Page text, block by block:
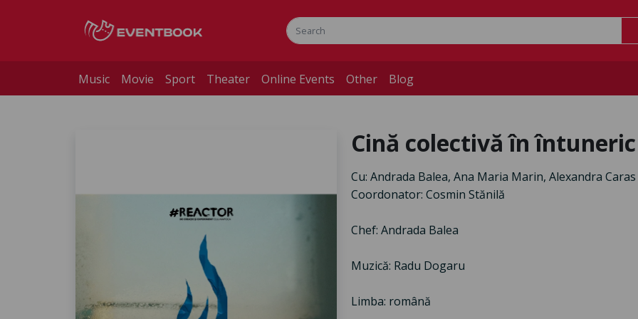
Music Movie Sport Theater Online Events Other Blog
Cină colectivă în întuneric
Cu: Andrada Balea, Ana Maria Marin, Alexandra Caras
Coordonator: Cosmin Stănilă
Chef: Andrada Balea
Muzică: Radu Dogaru
Limba: română